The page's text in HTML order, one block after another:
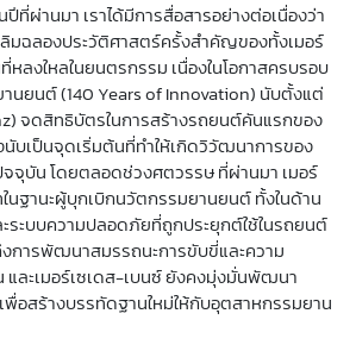
ที่ผ่านมา เราได้มีการสื่อสารอย่างต่อเนื่องว่า
ลิมฉลองประวัติศาสตร์ครั้งสำคัญของทั้งเมอร์
หลงใหลในยนตรกรรม เนื่องในโอกาสครบรอบ
นยนต์ (140 Years of Innovation) นับตั้งแต่
จดสิทธิบัตรในการสร้างรถยนต์คันแรกของ
นับเป็นจุดเริ่มต้นที่ทำให้เกิดวิวัฒนาการของ
จุบัน โดยตลอดช่วงศตวรรษ ที่ผ่านมา เมอร์
นฐานะผู้บุกเบิกนวัตกรรมยานยนต์ ทั้งในด้าน
ระบบความปลอดภัยที่ถูกประยุกต์ใช้ในรถยนต์
การพัฒนาสมรรถนะการขับขี่และความ
และเมอร์เซเดส-เบนซ์ ยังคงมุ่งมั่นพัฒนา
อสร้างบรรทัดฐานใหม่ให้กับอุตสาหกรรมยาน